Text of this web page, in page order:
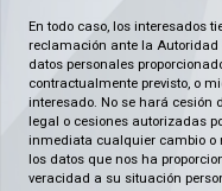
En todo caso, los interesados
reclamación ante la Autoridad
datos personales
contractualmente previsto, o
interesado. No se hará cesión
legal o cesiones autorizadas
inmediata cualquier cambio o
los datos que nos ha
veracidad a su situación